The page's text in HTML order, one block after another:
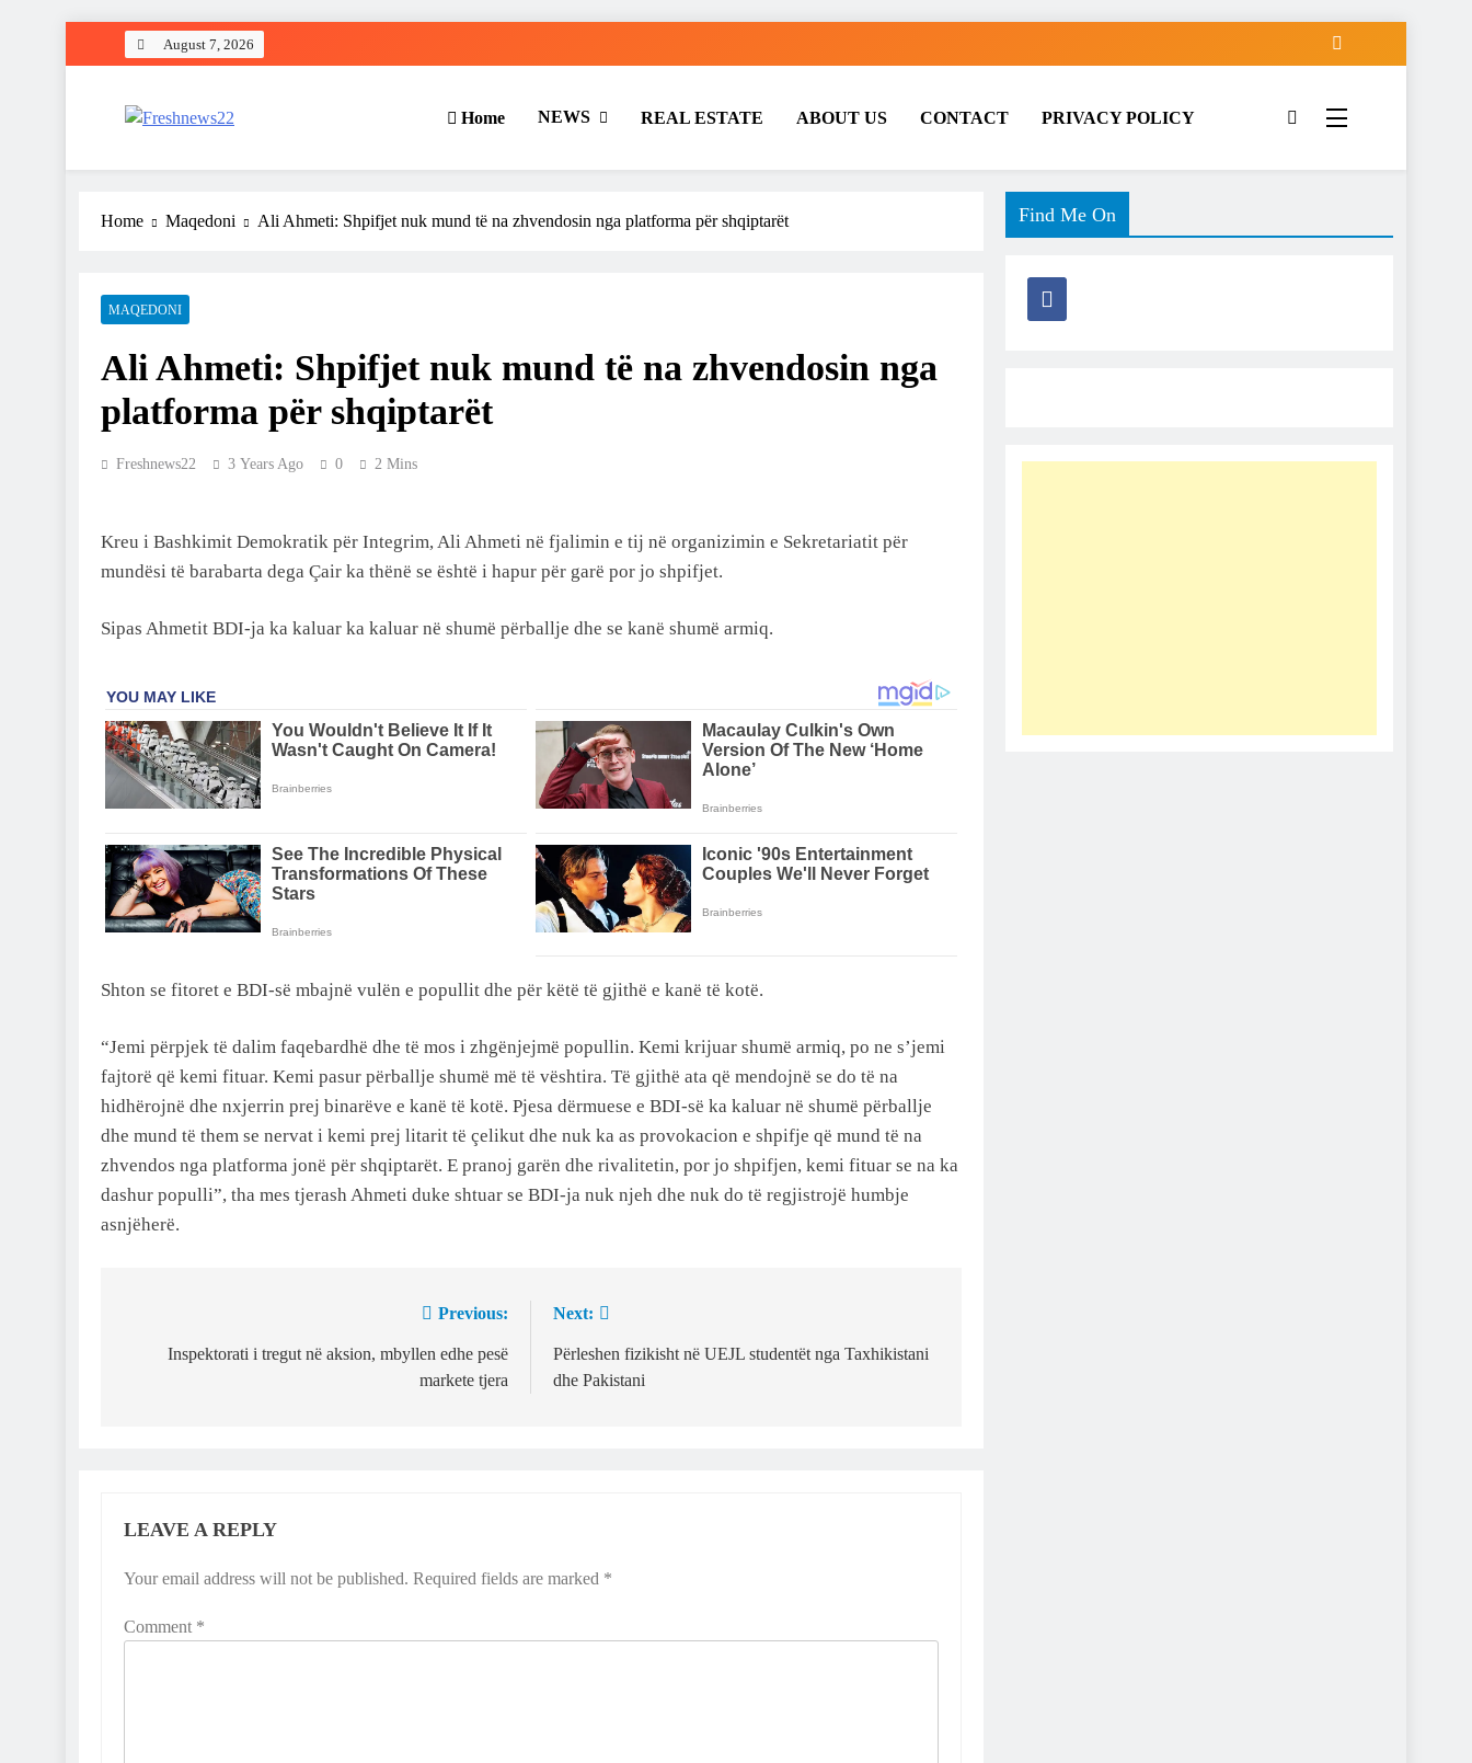
August 7, 2026
Home NEWS REAL ESTATE ABOUT US CONTACT PRIVACY POLICY
Home Maqedoni Ali Ahmeti: Shpifjet nuk mund të na zhvendosin nga platforma për shqiptarët
MAQEDONI
Ali Ahmeti: Shpifjet nuk mund të na zhvendosin nga
platforma për shqiptarët
Freshnews22 3 Years Ago 0 2 Mins
Kreu i Bashkimit Demokratik për Integrim, Ali Ahmeti në fjalimin e tij në organizimin e Sekretariatit për
mundësi të barabarta dega Çair ka thënë se është i hapur për garë por jo shpifjet.
Sipas Ahmetit BDI-ja ka kaluar ka kaluar në shumë përballje dhe se kanë shumë armiq.
Shton se fitoret e BDI-së mbajnë vulën e popullit dhe për këtë të gjithë e kanë të kotë.
“Jemi përpjek të dalim faqebardhë dhe të mos i zhgënjejmë popullin. Kemi krijuar shumë armiq, po ne s’jemi
fajtorë që kemi fituar. Kemi pasur përballje shumë më të vështira. Të gjithë ata që mendojnë se do të na
hidhërojnë dhe nxjerrin prej binarëve e kanë të kotë. Pjesa dërmuese e BDI-së ka kaluar në shumë përballje
dhe mund të them se nervat i kemi prej litarit të çelikut dhe nuk ka as provokacion e shpifje që mund të na
zhvendos nga platforma jonë për shqiptarët. E pranoj garën dhe rivalitetin, por jo shpifjen, kemi fituar se na ka
dashur populli”, tha mes tjerash Ahmeti duke shtuar se BDI-ja nuk njeh dhe nuk do të regjistrojë humbje
asnjëherë.
navigation
Previous:
Inspektorati i tregut në aksion, mbyllen edhe pesë
markete tjera
Next:
Përleshen fizikisht në UEJL studentët nga Taxhikistani
dhe Pakistani
LEAVE A REPLY
Your email address will not be published. Required fields are marked *
Comment *
Find Me On